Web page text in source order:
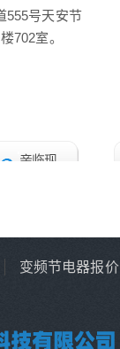
555号天安节
702室。
变频节电器报价